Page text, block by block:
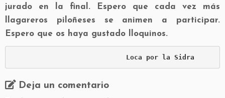
jurado en la final. Espero que cada vez más
llagareros piloñeses se animen a participar.
Espero que os haya gustado lloquinos.
Loca por la Sidra
Deja un comentario